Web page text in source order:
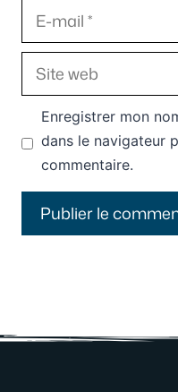
E-
mail
Site
web
Enregistrer mon
dans le navigateur
commentaire.